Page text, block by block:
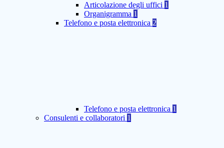
Articolazione degli uffici 1
Organigramma 1
Telefono e posta elettronica 2
Telefono e posta elettronica 1
Consulenti e collaboratori 1